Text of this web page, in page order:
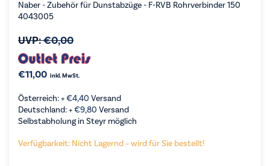
Naber - Zubehör für Dunstabzüge - F-RVB Rohrverbinder 150
4043005
UVP:€0,00
€11,00 inkl. MwSt.
Österreich: +€4,40 Versand
Deutschland: +€9,80 Versand
Selbstabholung in Steyr möglich
Verfügbarkeit: Nicht Lagernd – wird für Sie bestellt!